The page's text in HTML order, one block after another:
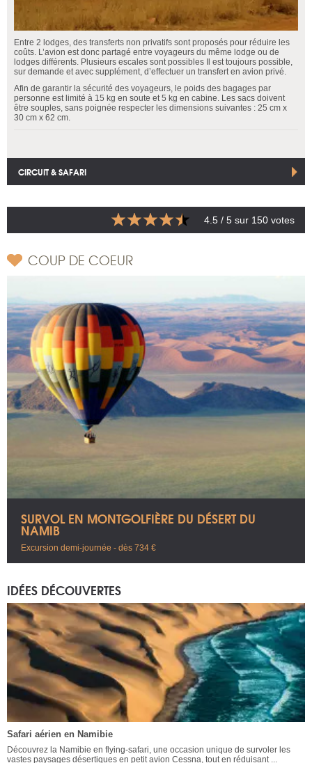
Entre 2 lodges, des transferts non privatifs sont proposés pour réduire les
coûts. L’avion est donc partagé entre voyageurs du même lodge ou de
lodges différents. Plusieurs escales sont possibles Il est toujours possible,
sur demande et avec supplément, d’effectuer un transfert en avion privé.
Afin de garantir la sécurité des voyageurs, le poids des bagages par
personne est limité à 15 kg en soute et 5 kg en cabine. Les sacs doivent
être souples, sans poignée respecter les dimensions suivantes : 25 cm x
30 cm x 62 cm.
CIRCUIT & SAFARI
4.5 / 5 sur 150 votes
COUP DE COEUR
SURVOL EN MONTGOLFIÈRE DU DÉSERT DU
NAMIB
Excursion demi-journée - dès 734 €
IDÉES DÉCOUVERTES
Safari aérien en Namibie
Découvrez la Namibie en flying-safari, une occasion unique de survoler les
vastes paysages désertiques en petit avion Cessna, tout en réduisant ...